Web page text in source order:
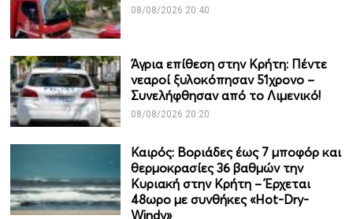
08/08/2026 20:40
Άγρια επίθεση στην Κρήτη: Πέντε
νεαροί ξυλοκόπησαν 51χρονο –
Συνελήφθησαν από το Λιμενικό!
08/08/2026 20:20
Καιρός: Βοριάδες έως 7 μποφόρ και
θερμοκρασίες 36 βαθμών την
Κυριακή στην Κρήτη – Έρχεται
48ωρο με συνθήκες «Hot-Dry-
Windy»